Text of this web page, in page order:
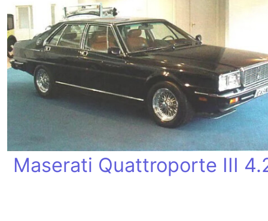
Maserati Quattroporte III